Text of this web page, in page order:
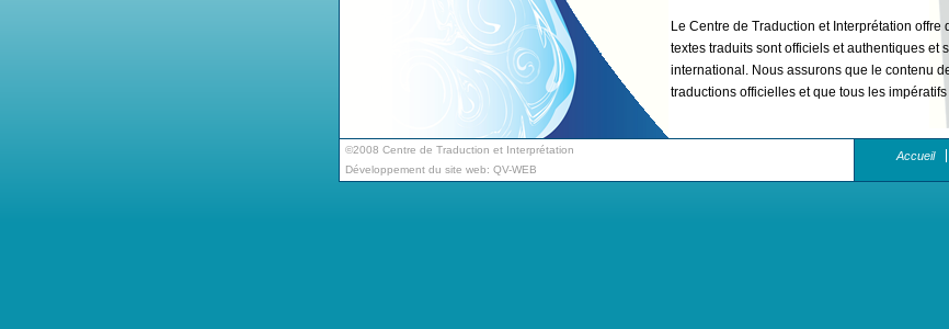
Le Centre de Traduction et Interprétation
textes traduits sont officiels et authentiques et
international. Nous assurons que le contenu
traductions officielles et que tous les
Nous collaborons avec un ample network de
offrir les mieux résultats à notre clientèle et
clients.
©2008 Centre de Traduction et Interprétation
Développement du site web: QV-WEB
Accueil